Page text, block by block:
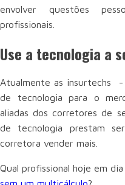
envolver questões
profissionais.
Use a tecnologia a
Atualmente as insurtechs -
de tecnologia para o
aliadas dos corretores de
de tecnologia prestam
corretora vender mais.
Qual profissional hoje em